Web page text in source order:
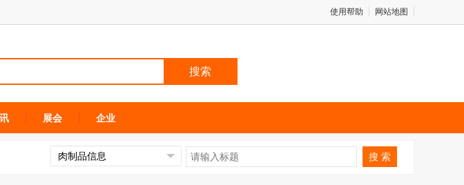
使用帮助 网站地图
展会 企业
搜 索